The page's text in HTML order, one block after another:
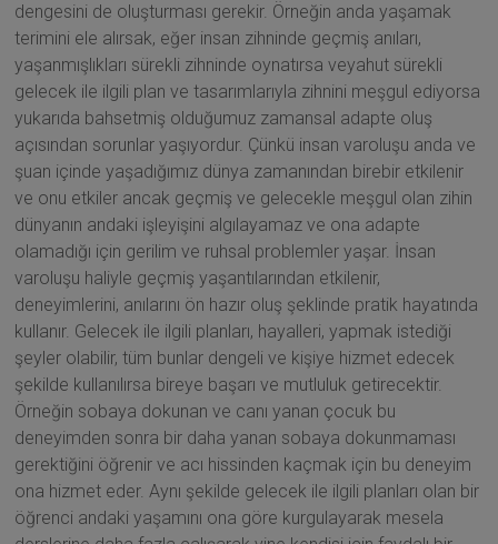
dengesini de oluşturması gerekir. Örneğin anda yaşamak
terimini ele alırsak, eğer insan zihninde geçmiş anıları,
yaşanmışlıkları sürekli zihninde oynatırsa veyahut sürekli
gelecek ile ilgili plan ve tasarımlarıyla zihnini meşgul ediyorsa
yukarıda bahsetmiş olduğumuz zamansal adapte oluş
açısından sorunlar yaşıyordur. Çünkü insan varoluşu anda ve
şuan içinde yaşadığımız dünya zamanından birebir etkilenir
ve onu etkiler ancak geçmiş ve gelecekle meşgul olan zihin
dünyanın andaki işleyişini algılayamaz ve ona adapte
olamadığı için gerilim ve ruhsal problemler yaşar. İnsan
varoluşu haliyle geçmiş yaşantılarından etkilenir,
deneyimlerini, anılarını ön hazır oluş şeklinde pratik hayatında
kullanır. Gelecek ile ilgili planları, hayalleri, yapmak istediği
şeyler olabilir, tüm bunlar dengeli ve kişiye hizmet edecek
şekilde kullanılırsa bireye başarı ve mutluluk getirecektir.
Örneğin sobaya dokunan ve canı yanan çocuk bu
deneyimden sonra bir daha yanan sobaya dokunmaması
gerektiğini öğrenir ve acı hissinden kaçmak için bu deneyim
ona hizmet eder. Aynı şekilde gelecek ile ilgili planları olan bir
öğrenci andaki yaşamını ona göre kurgulayarak mesela